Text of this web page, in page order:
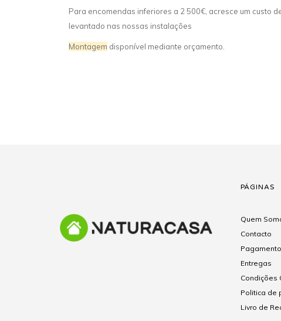
Para encomendas inferiores a 2 500€, acresce um custo
levantado nas nossas instalações
Montagem disponível mediante orçamento.
PÁGINAS
Quem
Contacto
Entregas
Condições
Politica de
Livro de